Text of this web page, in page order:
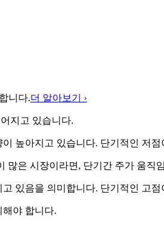
니다.더 알아보기 ›
지고 있습니다.
높아지고 있습니다. 단기적인 저
은 시장이라면, 단기간 주가 움직
있음을 의미합니다. 단기적인 고
야 합니다.